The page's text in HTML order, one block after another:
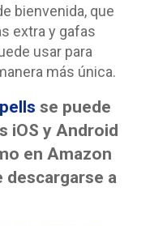
bienvenida, que
extra y gafas
usar para
más única.
se puede
iOS y Android
en Amazon
descargarse a